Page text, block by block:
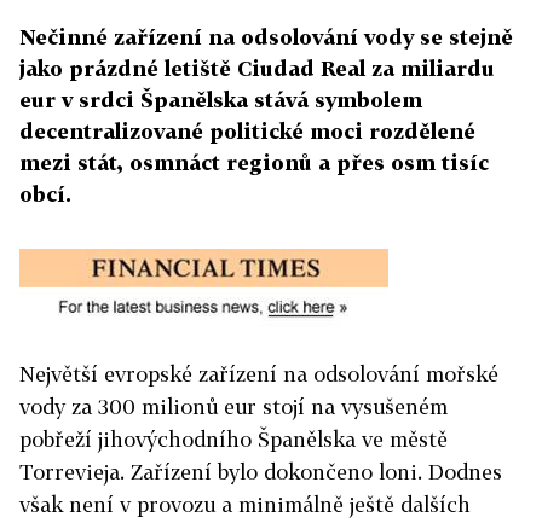
Nečinné zařízení na odsolování vody se stejně
jako prázdné letiště Ciudad Real za miliardu
eur v srdci Španělska stává symbolem
decentralizované politické moci rozdělené
mezi stát, osmnáct regionů a přes osm tisíc
obcí.
Největší evropské zařízení na odsolování mořské
vody za 300 milionů eur stojí na vysušeném
pobřeží jihovýchodního Španělska ve městě
Torrevieja. Zařízení bylo dokončeno loni. Dodnes
však není v provozu a minimálně ještě dalších